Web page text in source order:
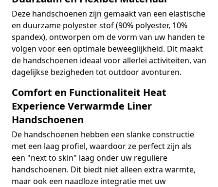
Deze handschoenen zijn gemaakt van een elastische
en duurzame polyester stof (90% polyester, 10%
spandex), ontworpen om de vorm van uw handen te
volgen voor een optimale beweeglijkheid. Dit maakt
de handschoenen ideaal voor allerlei activiteiten, van
dagelijkse bezigheden tot outdoor avonturen.
Comfort en Functionaliteit Heat
Experience Verwarmde Liner
Handschoenen
De handschoenen hebben een slanke constructie
met een laag profiel, waardoor ze perfect zijn als
een "next to skin" laag onder uw reguliere
handschoenen. Dit biedt niet alleen extra warmte,
maar ook een naadloze integratie met uw